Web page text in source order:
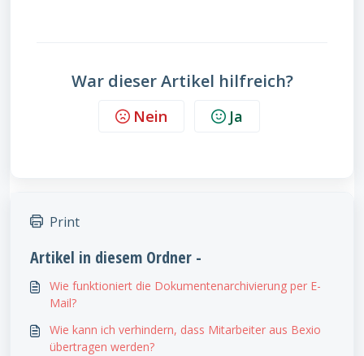
War dieser Artikel hilfreich?
Nein Ja
Print
Artikel in diesem Ordner -
Wie funktioniert die Dokumentenarchivierung per E-
Mail?
Wie kann ich verhindern, dass Mitarbeiter aus Bexio
übertragen werden?